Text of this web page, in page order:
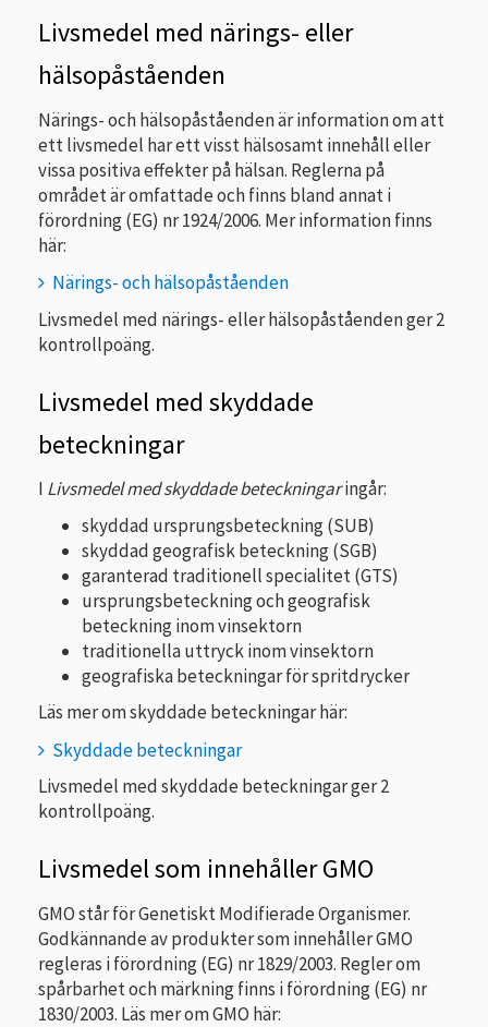
Livsmedel med närings- eller
hälsopåståenden
Närings- och hälsopåståenden är information om att
ett livsmedel har ett visst hälsosamt innehåll eller
vissa positiva effekter på hälsan. Reglerna på
området är omfattade och finns bland annat i
förordning (EG) nr 1924/2006. Mer information finns
här:
Närings- och hälsopåståenden
Livsmedel med närings- eller hälsopåståenden ger 2
kontrollpoäng.
Livsmedel med skyddade
beteckningar
I Livsmedel med skyddade beteckningaringår:
skyddad ursprungsbeteckning (SUB)
skyddad geografisk beteckning (SGB)
garanterad traditionell specialitet (GTS)
ursprungsbeteckning och geografisk
beteckning inom vinsektorn
traditionella uttryck inom vinsektorn
geografiska beteckningar för spritdrycker
Läs mer om skyddade beteckningar här:
Skyddade beteckningar
Livsmedel med skyddade beteckningar ger 2
kontrollpoäng.
Livsmedel som innehåller GMO
GMO står för Genetiskt Modifierade Organismer.
Godkännande av produkter som innehåller GMO
regleras i förordning (EG) nr 1829/2003. Regler om
spårbarhet och märkning finns i förordning (EG) nr
1830/2003. Läs mer om GMO här: